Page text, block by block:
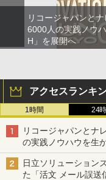
リコージャパンと
6000人の実践ノウ
H」を展開へ
アクセスランキ
1時間 24
リコージャパンとナ
の実践ノウハウを生
日立ソリューション
た「活文 メール誤送